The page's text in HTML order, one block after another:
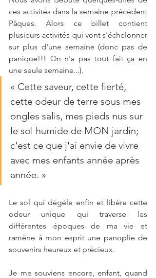
ces activités dans la semaine précédent
Pâques. Alors ce billet contient
plusieurs activités qui vont s'échelonner
sur plus d'une semaine (donc pas de
panique!!! On n'a pas tout fait ça en
une seule semaine...).
« Cette saveur, cette fierté,
cette odeur de terre sous mes
ongles salis, mes pieds nus sur
le sol humide de MON jardin;
c'est ce que j'ai envie de vivre
avec mes enfants année après
année. »
Le sol qui dégèle enfin et libère cette
odeur unique qui traverse les
différentes époques de ma vie et
ramène à mon esprit une panoplie de
souvenirs heureux et précieux.
Je me souviens encore, enfant, quand